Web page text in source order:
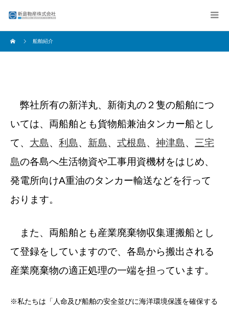
船舶紹介
弊社所有の新洋丸、新衛丸の２隻の船舶につ
いては、両船舶とも貨物船兼油タンカー船とし
て、 大島、 利島、 新島、 式根島、 神津島、 三宅
島の各島へ生活物資や工事用資機材をはじめ、
発電所向けA重油のタンカー輸送などを行って
おります。
また、両船舶とも産業廃棄物収集運搬船とし
て登録をしていますので、各島から搬出される
産業廃棄物の適正処理の一端を担っています。
※私たちは「人命及び船舶の安全並びに海洋環境保護を確保する